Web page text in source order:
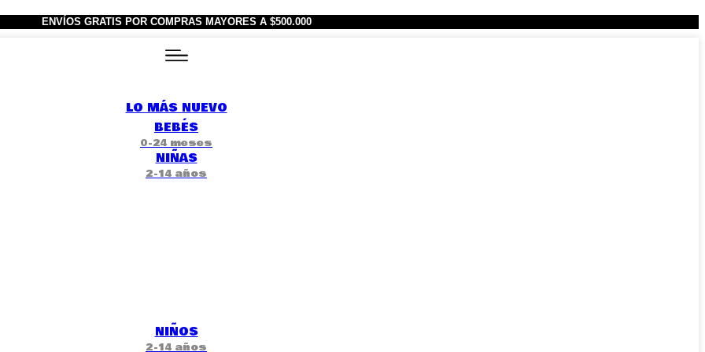
ENVÍOS GRATIS POR COMPRAS MAYORES A $500.000
LO MÁS NUEVO
BEBÉS
0-24 meses
NIÑAS
2-14 años
NIÑOS
2-14 años